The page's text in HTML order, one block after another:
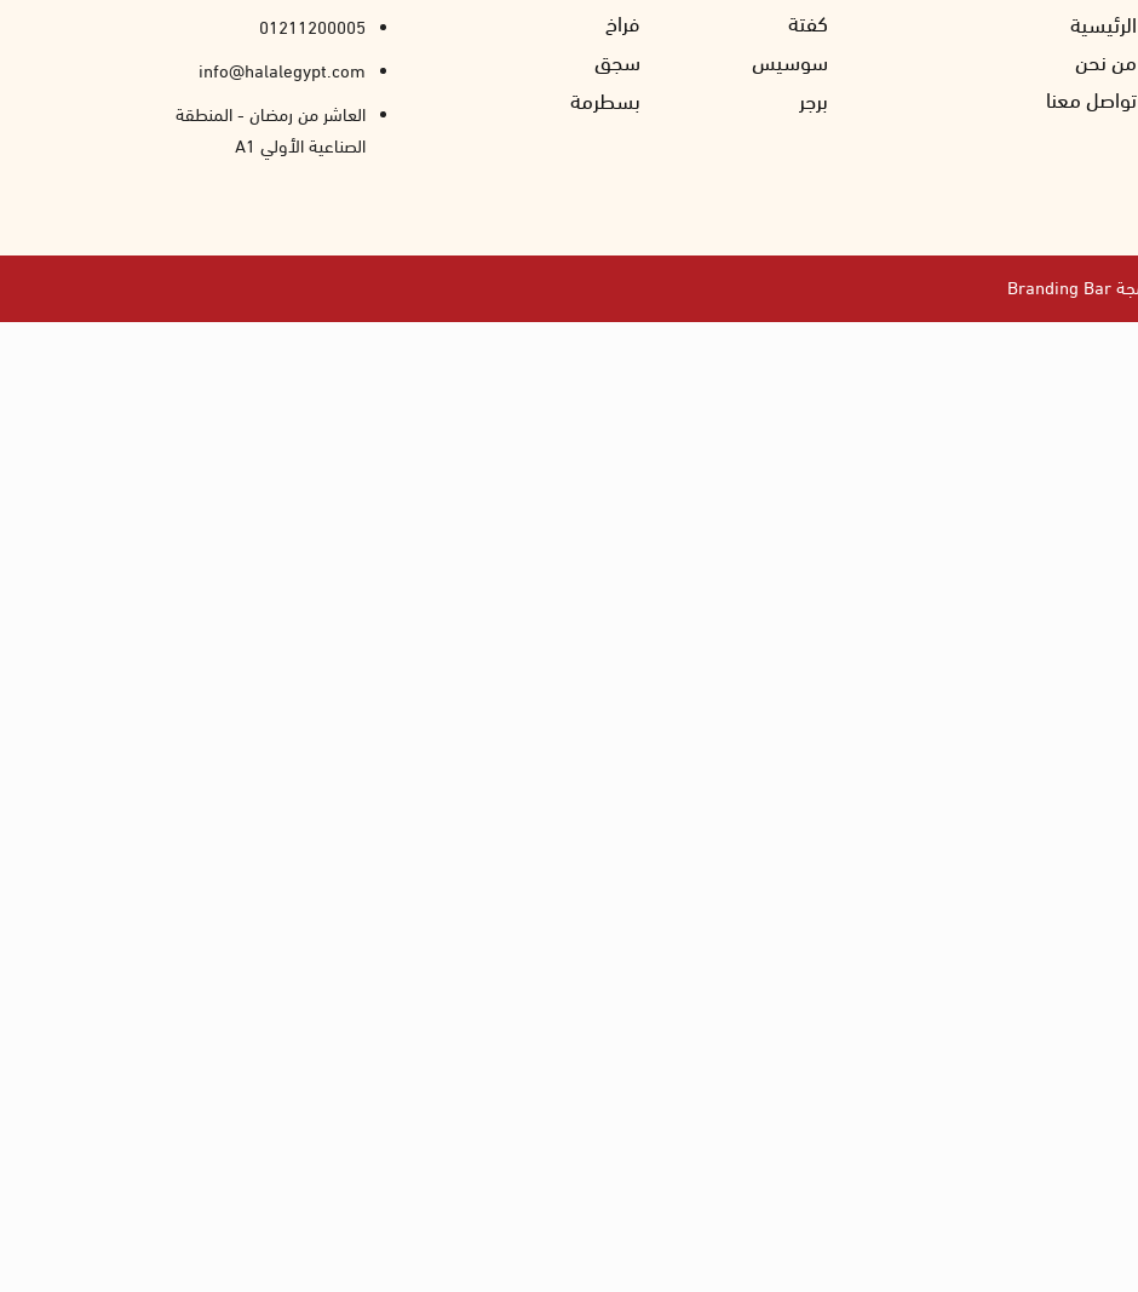
الرئيسية
من نحن
تواصل معنا
كفتة
فراخ
سوسيس
سجق
برجر
بسطرمة
01211200005
info@halalegypt.com
العاشر من رمضان - المنطقة
الصناعية الأولي A1
Branding Bar